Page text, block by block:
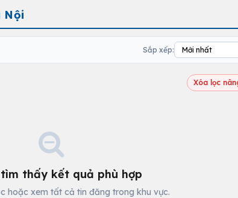
Nội
Sắp xếp:
Xóa lọc
thấy kết quả phù hợp
hoặc xem tất cả tin đăng trong khu vực.